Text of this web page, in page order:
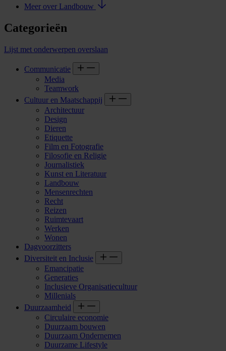
Meer over Landbouw
Categorieën
Lijst met onderwerpen overslaan
Communicatie
Media
Teamwork
Cultuur en Maatschappij
Architectuur
Design
Dieren
Etiquette
Film en Fotografie
Filosofie en Religie
Journalistiek
Kunst en Literatuur
Landbouw
Mensenrechten
Recht
Reizen
Ruimtevaart
Werken
Wonen
Dagvoorzitters
Diversiteit en Inclusie
Emancipatie
Generaties
Inclusieve Organisatiecultuur
Millenials
Duurzaamheid
Circulaire economie
Duurzaam bouwen
Duurzaam Ondernemen
Duurzame Lifestyle